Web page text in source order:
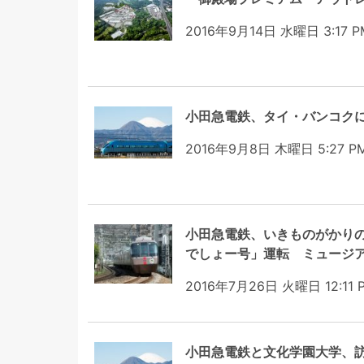
2016年9月14日 水曜日 3:17
小田急電鉄、タイ・バンコ
2016年9月8日 木曜日 5:27
小田急電鉄、いきものがかり
でしょー号」運転 ミュージ
2016年7月26日 火曜日 12:11
小田急電鉄と文化学園大学、